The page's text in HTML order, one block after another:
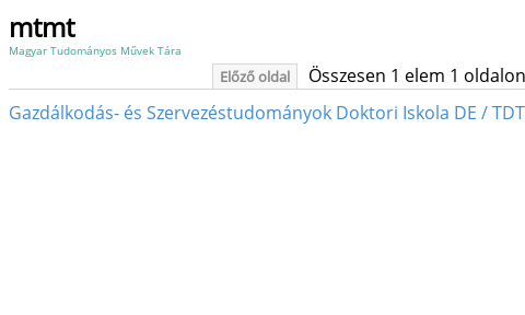
mtmt
Magyar Tudományos Művek Tára
Előző oldal Összesen 1 elem 1
Gazdálkodás- és Szervezéstudományok Doktori Iskola DE /